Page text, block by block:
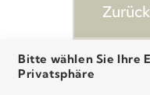
Bitte wählen Sie Ihre
Privatsphäre